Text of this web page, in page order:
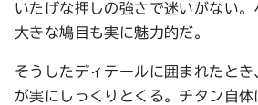
いたげな押しの強さで迷いがない
大きな鳩目も実に魅力的だ。
そうしたディテールに囲まれたと
が実にしっくりとくる。チタン自